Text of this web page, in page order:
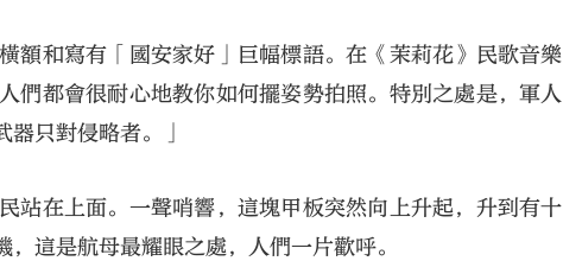
額和寫有「國安家好」巨幅標語。在《茉莉花》民歌音樂
們都會很耐心地教你如何擺姿勢拍照。特別之處是，軍人
只對侵略者。」
站在上面。一聲哨響，這塊甲板突然向上升起，升到有十
這是航母最耀眼之處，人們一片歡呼。